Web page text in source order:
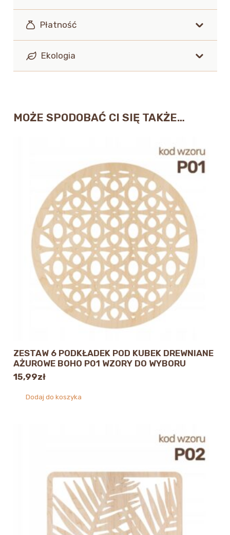
Płatność
Ekologia
MOŻE SPODOBAĆ CI SIĘ TAKŻE…
ZESTAW 6 PODKŁADEK POD KUBEK DREWNIANE
AŻUROWE BOHO P01 WZORY DO WYBORU
15,99zł
Dodaj do koszyka